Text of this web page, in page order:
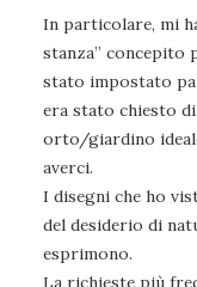
In particolare, mi
stanza” concepito
stato impostato
era stato chiesto
orto/giardino
averci.
I disegni che ho
del desiderio di
esprimono.
La richieste più